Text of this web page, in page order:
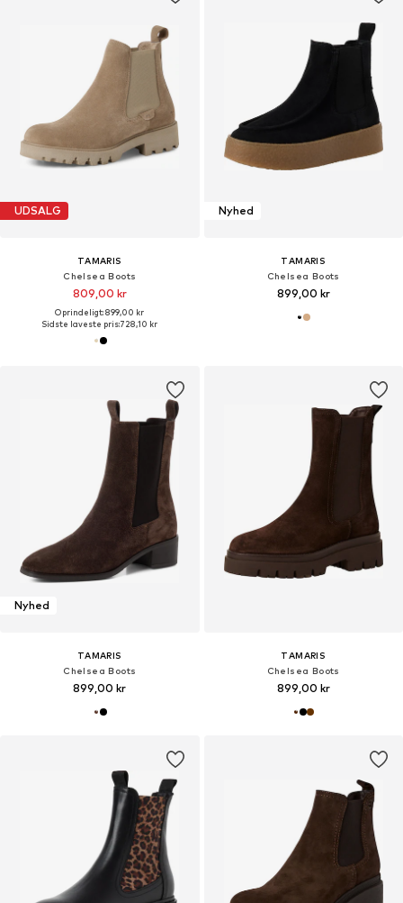
UDSALG
TAMARIS
Chelsea Boots
809,00 kr
Oprindeligt: 899,00 kr
Sidste laveste pris:728,10 kr
Nyhed
TAMARIS
Chelsea Boots
899,00 kr
Nyhed
TAMARIS
Chelsea Boots
899,00 kr
TAMARIS
Chelsea Boots
899,00 kr